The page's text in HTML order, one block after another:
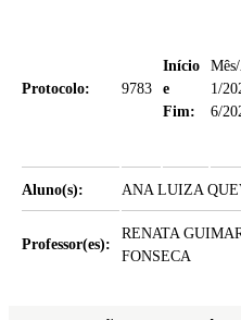
Protocolo: 9783
Início
e
Fim:
1/
6/
Aluno(s): ANA LUIZA
Professor(es):
RENATA
FONSECA